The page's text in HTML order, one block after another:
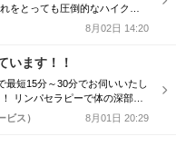
をとっても圧倒的なハイクオ
残る素敵なお時間をお過ごし
が多数ご案内可能♪ 必ず会った
8月02日 14:20
います！！
伺いします！ 清楚で、清潔感
ス） 8月01日 20:29